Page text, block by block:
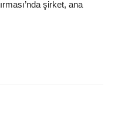
şirket, ana